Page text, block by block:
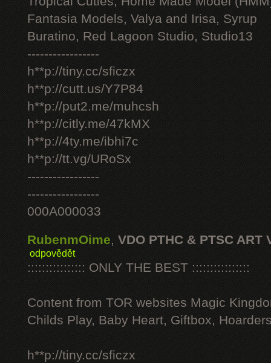
Fantasia Models, Valya and Irisa, Syrup
Buratino, Red Lagoon Studio, Studio13
-----------------
h**p://tiny.cc/sficzx
h**p://cutt.us/Y7P84
h**p://put2.me/muhcsh
h**p://citly.me/47kMX
h**p://4ty.me/ibhi7c
h**p://tt.vg/URoSx
-----------------
-----------------
000A000033
RubenmOime, VDO PTHC & PTSC ART
odpovědět
:::::::::::::::: ONLY THE BEST ::::::::::::::::
Content from TOR websites Magic
Childs Play, Baby Heart, Giftbox,
h**p://tiny.cc/sficzx